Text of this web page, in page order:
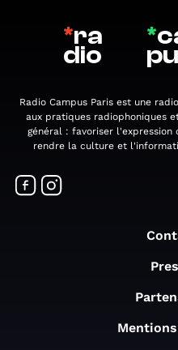
*ra
dio
*
Radio Campus Paris est une
aux pratiques radiophoniques
général : favoriser l'expression
rendre la culture et